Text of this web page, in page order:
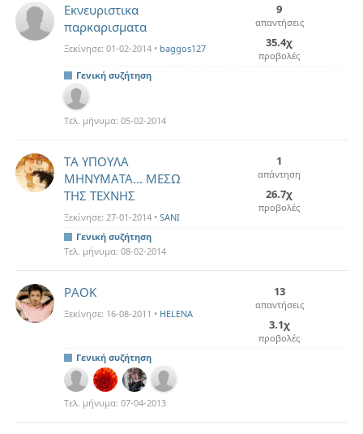
Εκνευριστικα
παρκαρισματα
Ξεκίνησε: 01-02-2014 • baggos127
9
απαντήσεις
35.4χ
προβολές
Γενική συζήτηση
Τελ. μήνυμα: 05-02-2014
TA ΥΠΟΥΛΑ
ΜΗΝΥΜΑΤΑ... ΜΕΣΩ
ΤΗΣ ΤΕΧΝΗΣ
Ξεκίνησε: 27-01-2014 • SANI
1
απάντηση
26.7χ
προβολές
Γενική συζήτηση
Τελ. μήνυμα: 08-02-2014
PAOK
Ξεκίνησε: 16-08-2011 • HELENA
13
απαντήσεις
3.1χ
προβολές
Γενική συζήτηση
Τελ. μήνυμα: 07-04-2013